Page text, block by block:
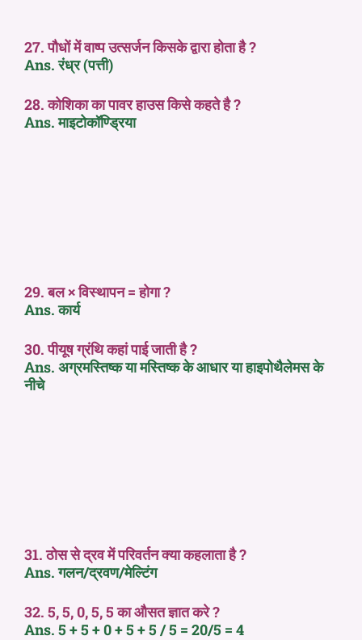
27. पौधों में वाष्प उत्सर्जन किसके द्वारा होता है ?
Ans. रंध्र (पत्ती)
28. कोशिका का पावर हाउस किसे कहते है ?
Ans. माइटोकॉण्ड्रिया
29. बल × विस्थापन = होगा ?
Ans. कार्य
30. पीयूष ग्रंथि कहां पाई जाती है ?
Ans. अग्रमस्तिष्क या मस्तिष्क के आधार या हाइपोथैलेमस के
नीचे
31. ठोस से द्रव में परिवर्तन क्या कहलाता है ?
Ans. गलन/द्रवण/मेल्टिंग
32. 5, 5, 0, 5, 5 का औसत ज्ञात करे ?
Ans. 5 + 5 + 0 + 5 + 5 / 5 = 20/5 = 4